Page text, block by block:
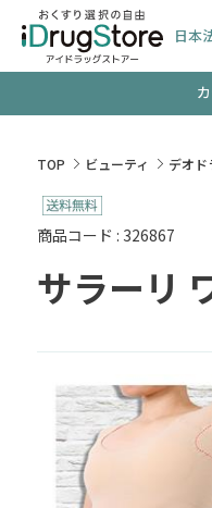
日本
TOP ビューティ デオド
商品コード : 326867
サラーリ